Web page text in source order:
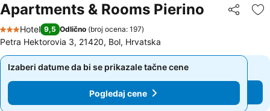
Apartments & Rooms Pierino Deli
3 Zvezdice
Hotel 9,5 Odlično (broj ocena: 197)
Petra Hektorovia 3, 21420, Bol, Hrvatska
Izaberi datume da bi se prikazale tačne cene
Pogledaj cene
Izaberi datume da bi se prikazale tačne cene
Pogledaj cene